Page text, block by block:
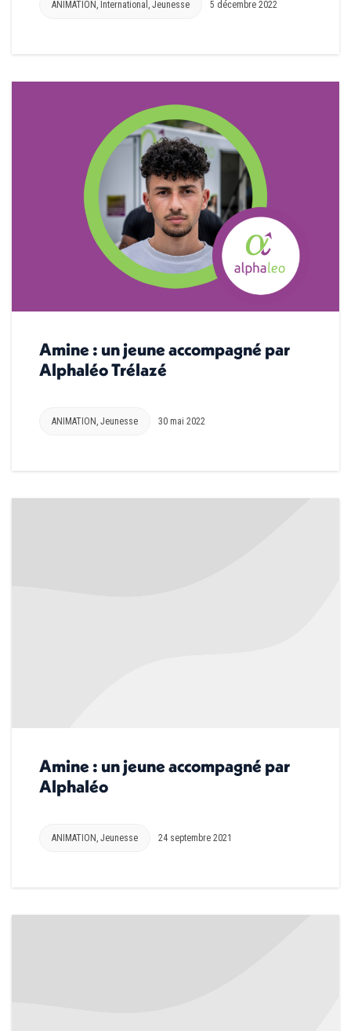
ANIMATION , International , Jeunesse 5 décembre 2022
Amine : un jeune accompagné par
Alphaléo Trélazé
ANIMATION , Jeunesse 30 mai 2022
Amine : un jeune accompagné par
Alphaléo
ANIMATION Jeunesse 24 septembre 2021